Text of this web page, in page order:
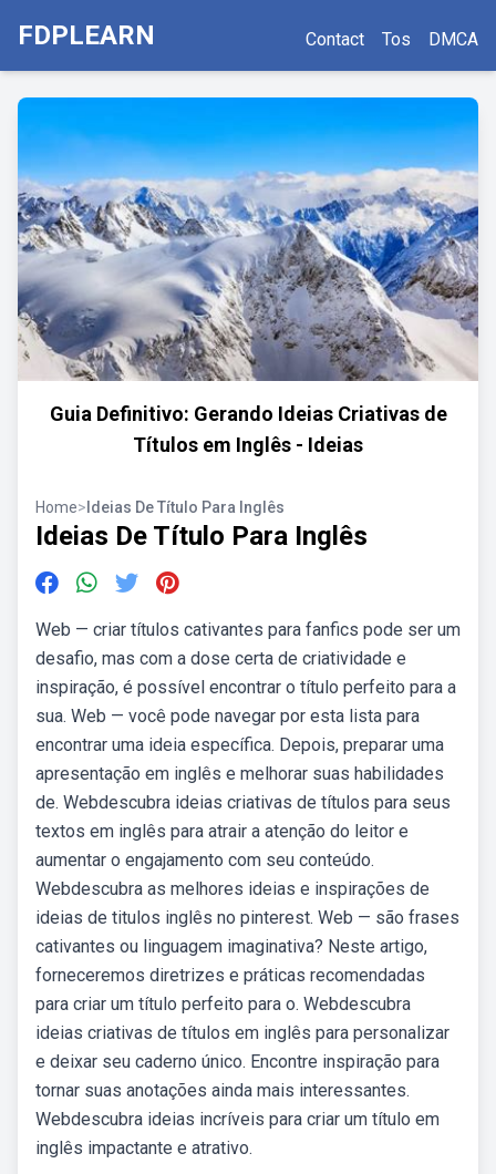
FDPLEARN Contact Tos DMCA
Guia Definitivo: Gerando Ideias Criativas de
Títulos em Inglês - Ideias
Home> Ideias De Título Para Inglês
Ideias De Título Para Inglês
Web — criar títulos cativantes para fanfics pode ser um
desafio, mas com a dose certa de criatividade e
inspiração, é possível encontrar o título perfeito para a
sua. Web — você pode navegar por esta lista para
encontrar uma ideia específica. Depois, preparar uma
apresentação em inglês e melhorar suas habilidades
de. Webdescubra ideias criativas de títulos para seus
textos em inglês para atrair a atenção do leitor e
aumentar o engajamento com seu conteúdo.
Webdescubra as melhores ideias e inspirações de
ideias de titulos inglês no pinterest. Web — são frases
cativantes ou linguagem imaginativa? Neste artigo,
forneceremos diretrizes e práticas recomendadas
para criar um título perfeito para o. Webdescubra
ideias criativas de títulos em inglês para personalizar
e deixar seu caderno único. Encontre inspiração para
tornar suas anotações ainda mais interessantes.
Webdescubra ideias incríveis para criar um título em
inglês impactante e atrativo.